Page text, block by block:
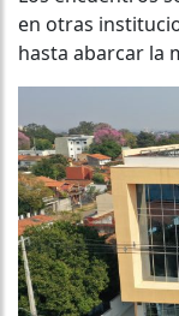
en otras
hasta abarcar la